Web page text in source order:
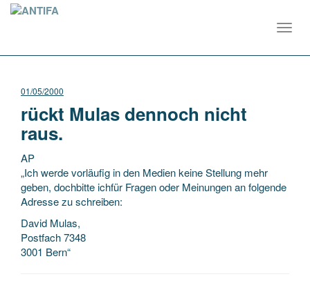
01/05/2000
rückt Mulas dennoch nicht
raus.
AP
„Ich werde vorläufig in den Medien keine Stellung mehr
geben, dochbitte ichfür Fragen oder Meinungen an folgende
Adresse zu schreiben:
David Mulas,
Postfach 7348
3001 Bern“